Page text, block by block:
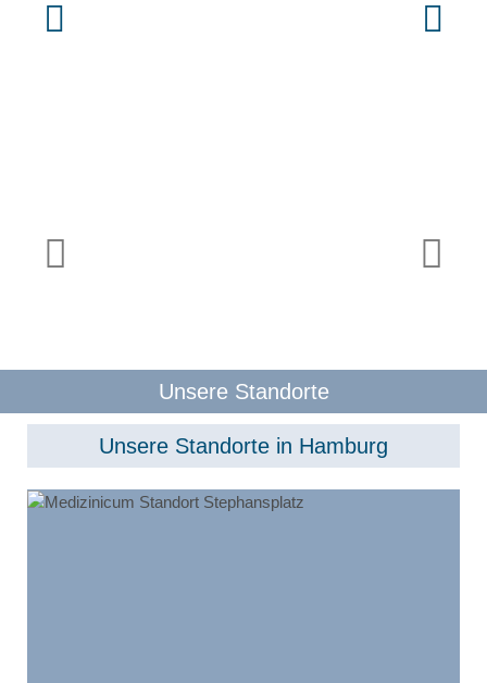
Unsere Standorte
Unsere Standorte in Hamburg